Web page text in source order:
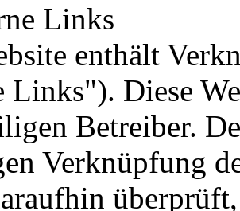
Links
enthält
Links"). Diese
Betreiber.
Verknüpfung